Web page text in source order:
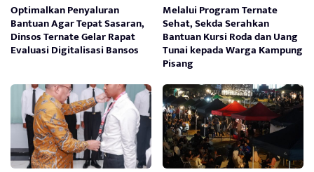
Optimalkan Penyaluran
Bantuan Agar Tepat Sasaran,
Dinsos Ternate Gelar Rapat
Evaluasi Digitalisasi Bansos
Melalui Program Ternate
Sehat, Sekda Serahkan
Bantuan Kursi Roda dan Uang
Tunai kepada Warga Kampung
Pisang